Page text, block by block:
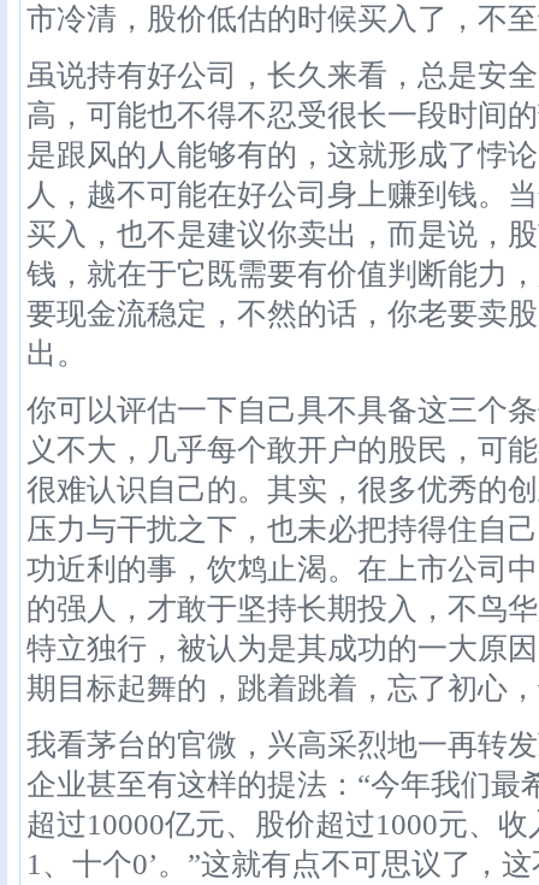
市冷清，股价低估的时候买入了，不
虽说持有好公司，长久来看，总是安
高，可能也不得不忍受很长一段时间
是跟风的人能够有的，这就形成了悖
人，越不可能在好公司身上赚到钱。
买入，也不是建议你卖出，而是说，
钱，就在于它既需要有价值判断能力
要现金流稳定，不然的话，你老要卖
出。
你可以评估一下自己具不具备这三个
义不大，几乎每个敢开户的股民，可
很难认识自己的。其实，很多优秀的
压力与干扰之下，也未必把持得住自
功近利的事，饮鸩止渴。在上市公司
的强人，才敢于坚持长期投入，不鸟
特立独行，被认为是其成功的一大原
期目标起舞的，跳着跳着，忘了初心
我看茅台的官微，兴高采烈地一再转
企业甚至有这样的提法：“今年我们最
超过10000亿元、股价超过1000元、
1、十个0’。”这就有点不可思议了，